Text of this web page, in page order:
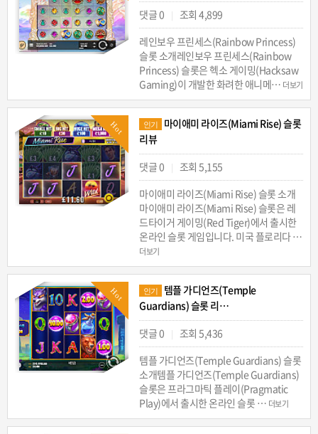
댓글 0
| 조회 4,899
레인보우 프린세스(Rainbow Princess)
슬롯 소개레인보우 프린세스(Rainbow
Princess) 슬롯은 헥소 게이밍(Hacksaw
Gaming)이 개발한 화려한 애니메… 더보기
Hot 인기
마이애미 라이즈(Miami Rise) 슬롯
리뷰
댓글 0
| 조회 5,155
마이애미 라이즈(Miami Rise) 슬롯 소개
마이애미 라이즈(Miami Rise) 슬롯은 레
드타이거 게이밍(Red Tiger)에서 출시한
온라인 슬롯 게임입니다. 미국 플로리다 …
더보기
Hot 인기
템플 가디언즈(Temple
Guardians) 슬롯 리…
댓글 0
| 조회 5,436
템플 가디언즈(Temple Guardians) 슬롯
소개템플 가디언즈(Temple Guardians)
슬롯은 프라그마틱 플레이(Pragmatic
Play)에서 출시한 온라인 슬롯 … 더보기